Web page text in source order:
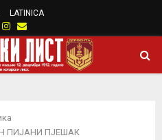
LATINICA
Instagram
Email
ПИЈАНИ ПЈЕШАК